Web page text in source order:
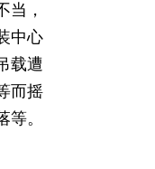
当，
中心
载遭
而摇
。